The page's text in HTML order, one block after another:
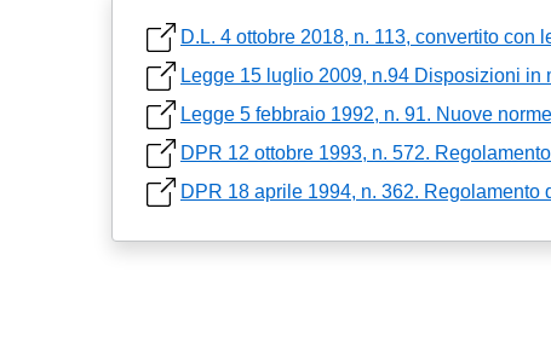
D.L. 4 ottobre 2018, n. 113, convertito con
Legge 15 luglio 2009, n.94 Disposizioni in
Legge 5 febbraio 1992, n. 91. Nuove
DPR 12 ottobre 1993, n. 572.
DPR 18 aprile 1994, n. 362.